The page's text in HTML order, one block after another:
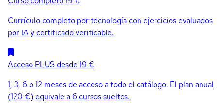
Currículo completo por tecnología con ejercicios evaluados
por IA y certificado verificable.
Acceso PLUS desde 19 €
1, 3, 6 o 12 meses de acceso a todo el catálogo. El plan anual
(120 €) equivale a 6 cursos sueltos.